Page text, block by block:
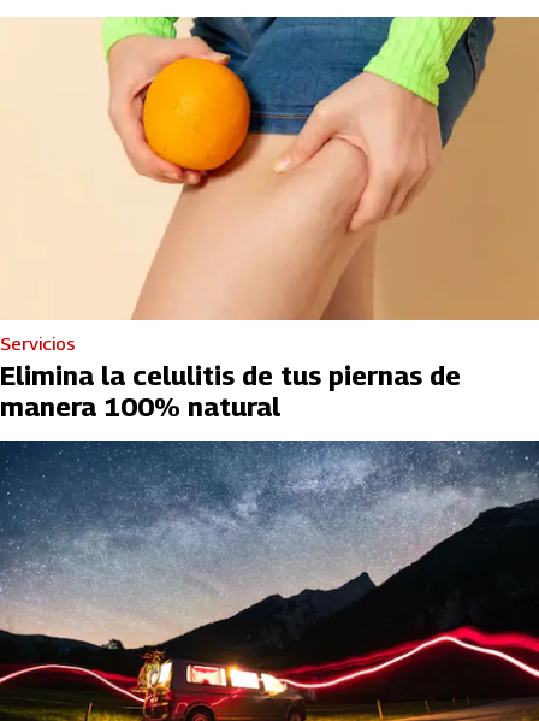
Servicios
Elimina la celulitis de tus piernas de
manera 100% natural